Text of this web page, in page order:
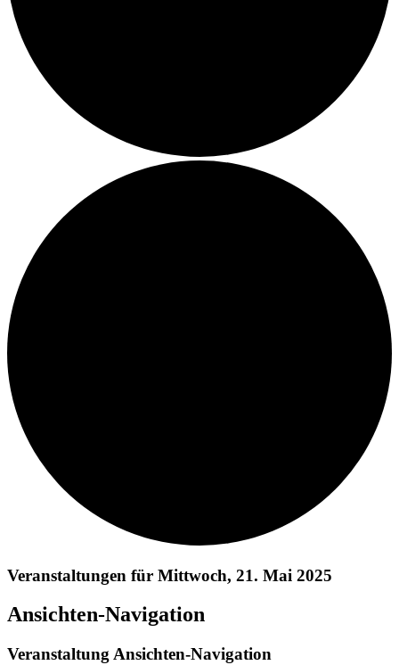
Veranstaltungen für Mittwoch, 21. Mai 2025
Ansichten-Navigation
Veranstaltung Ansichten-Navigation